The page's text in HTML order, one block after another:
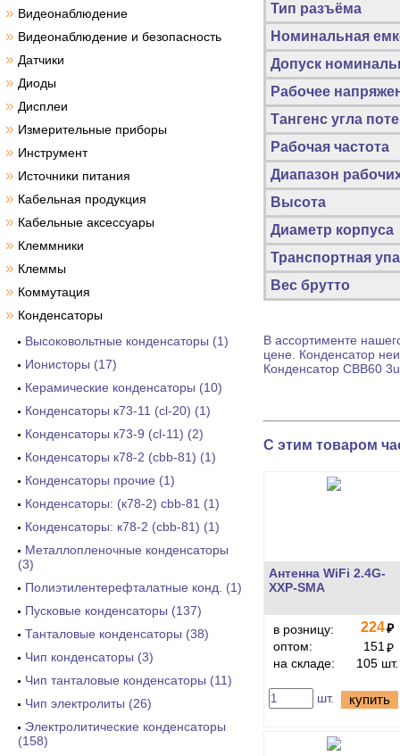
» Видеонаблюдение
» Видеонаблюдение и безопасность
» Датчики
» Диоды
» Дисплеи
» Измерительные приборы
» Инструмент
» Источники питания
» Кабельная продукция
» Кабельные аксессуары
» Клеммники
» Клеммы
» Коммутация
» Конденсаторы
Высоковольтные конденсаторы (1)
Ионисторы (17)
Керамические конденсаторы (10)
Конденсаторы к73-11 (cl-20) (1)
Конденсаторы к73-9 (cl-11) (2)
Конденсаторы к78-2 (cbb-81) (1)
Конденсаторы прочие (1)
Конденсаторы: (к78-2) cbb-81 (1)
Конденсаторы: к78-2 (cbb-81) (1)
Металлопленочные конденсаторы
(3)
Полиэтилентерефталатные конд. (1)
Пусковые конденсаторы (137)
Танталовые конденсаторы (38)
Чип конденсаторы (3)
Чип танталовые конденсаторы (11)
Чип электролиты (26)
Электролитические конденсаторы
(158)
Тип разъёма
Номинальная
Допуск
Рабочее
Тангенс угла
Рабочая частота
Диапазон
Высота
Диаметр корпуса
Транспортная
Вес брутто
В ассортименте
цене. Конденсатор
Конденсатор CBB60
С этим товаром
Антенна WiFi 2.4G-
XXP-SMA
в розницу: 224₽
оптом:
151 ₽
на складе:
105 шт.
шт. купить